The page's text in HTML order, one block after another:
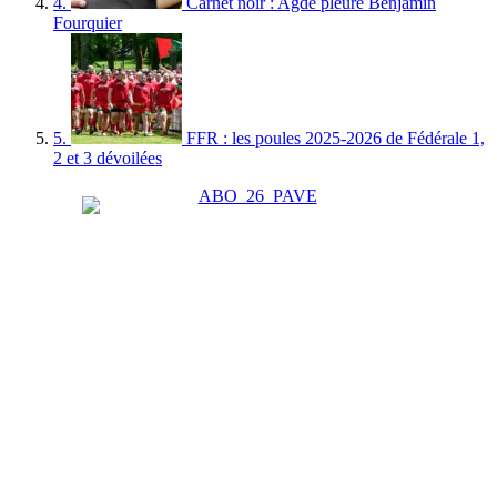
Fourquier
5.
FFR : les poules 2025-2026 de Fédérale 1,
2 et 3 dévoilées